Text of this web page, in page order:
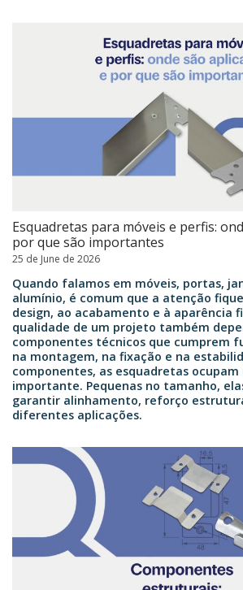
Esquadretas para móveis e perfis:
por que são importantes
25 de June de 2026
Quando falamos em móveis, portas,
alumínio, é comum que a atenção
design, ao acabamento e à aparência
qualidade de um projeto também
componentes técnicos que cumprem
na montagem, na fixação e na
componentes, as esquadretas ocupam
importante. Pequenas no tamanho,
garantir alinhamento, reforço
diferentes aplicações.